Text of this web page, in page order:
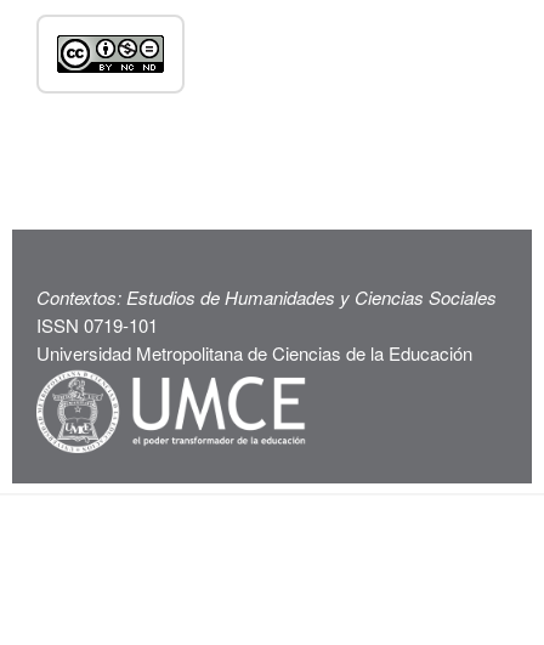
Contextos: Estudios de Humanidades y Ciencias Sociales
ISSN 0719-101
Universidad Metropolitana de Ciencias de la Educación